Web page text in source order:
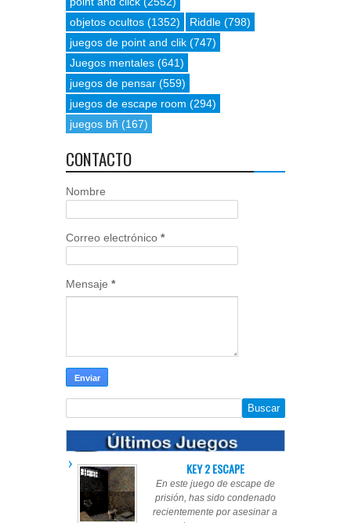
objetos ocultos (1352) Riddle (798)
juegos de point and clik (747)
Juegos mentales (641)
juegos de pensar (559)
juegos de escape room (294)
juegos bñ (167)
CONTACTO
Nombre
Correo electrónico *
Mensaje *
KEY 2 ESCAPE
En este juego de escape de
prisión, has sido condenado
recientemente por asesinar a